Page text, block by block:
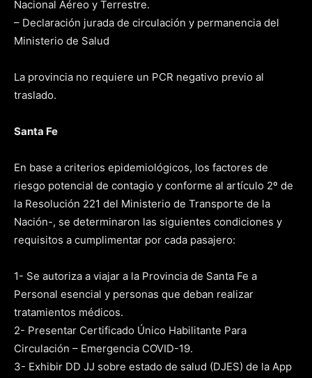
Nacional Aéreo y Terrestre.
– Declaración jurada de circulación y permanencia del
Ministerio de Salud
La provincia no requiere un PCR negativo previo al
traslado.
Santa Fe
En base a criterios epidemiológicos, los factores de
riesgo potencial de contagio y conforme al artículo 2º de
la Resolución 221 del Ministerio de Transporte de la
Nación-, se determinaron las siguientes condiciones y
requisitos a cumplimentar por cada pasajero:
1- Se autoriza a viajar a la Provincia de Santa Fe a
Personal esencial y personas que deban realizar
tratamientos médicos.
2- Presentar Certificado Único Habilitante Para
Circulación – Emergencia COVID-19.
3- Exhibir DD JJ sobre estado de salud (DJES) de la App